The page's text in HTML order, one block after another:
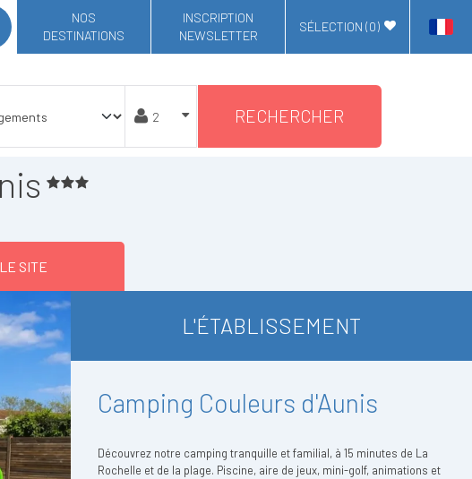
NOS
DESTINATIONS
INSCRIPTION
NEWSLETTER
SÉLECTION (0)
RECHERCHER
SITE
L'ÉTABLISSEMENT
Camping Couleurs d'Aunis
Découvrez notre camping tranquille et familial, à 15 minutes de La
Rochelle et de la plage. Piscine, aire de jeux, mini-golf, animations et